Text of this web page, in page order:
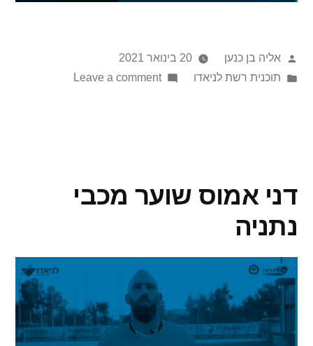
אליה בן כנען
20 בינואר 2021
תוכנית רשת לניאדו
Leave a comment
דני אמוס שוער מכבי
נתניה